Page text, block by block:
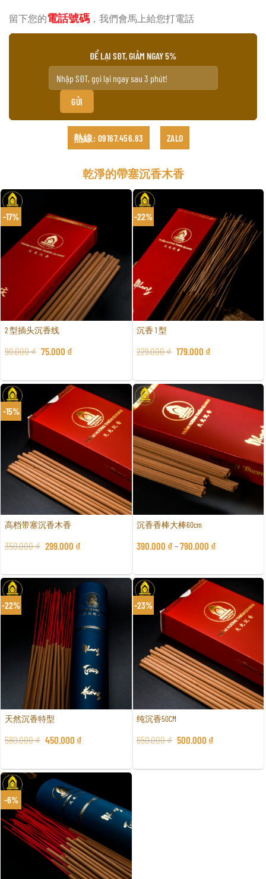
留下您的電話號碼 ，我們會馬上給您打電話
ĐỂ LẠI SĐT, GIẢM NGAY 5%
熱線: 09167.456.83 ZALO
乾淨的帶塞沉香木香
-17%
2 型插头沉香线
90.000₫ 75.000 ₫
-22%
沉香 1 型
229.000₫ 179.000 ₫
-15%
高档带塞沉香木香
350.000₫ 299.000 ₫
沉香香棒大棒60cm
390.000 ₫ –790.000 ₫
-22%
天然沉香特型
580.000₫ 450.000 ₫
-23%
纯沉香50CM
650.000₫ 500.000 ₫
-6%